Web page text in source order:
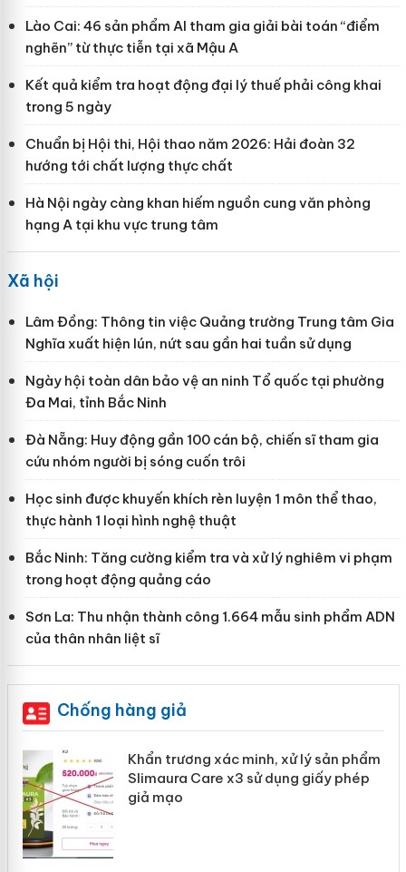
Lào Cai: 46 sản phẩm AI tham gia giải bài toán “điểm
nghẽn” từ thực tiễn tại xã Mậu A
Kết quả kiểm tra hoạt động đại lý thuế phải công khai
trong 5 ngày
Chuẩn bị Hội thi, Hội thao năm 2026: Hải đoàn 32
hướng tới chất lượng thực chất
Hà Nội ngày càng khan hiếm nguồn cung văn phòng
hạng A tại khu vực trung tâm
Xã hội
Lâm Đồng: Thông tin việc Quảng trường Trung tâm Gia
Nghĩa xuất hiện lún, nứt sau gần hai tuần sử dụng
Ngày hội toàn dân bảo vệ an ninh Tổ quốc tại phường
Đa Mai, tỉnh Bắc Ninh
Đà Nẵng: Huy động gần 100 cán bộ, chiến sĩ tham gia
cứu nhóm người bị sóng cuốn trôi
Học sinh được khuyến khích rèn luyện 1 môn thể thao,
thực hành 1 loại hình nghệ thuật
Bắc Ninh: Tăng cường kiểm tra và xử lý nghiêm vi phạm
trong hoạt động quảng cáo
Sơn La: Thu nhận thành công 1.664 mẫu sinh phẩm ADN
của thân nhân liệt sĩ
Chống hàng giả
Khẩn trương xác minh, xử lý sản phẩm
Slimaura Care x3 sử dụng giấy phép
giả mạo